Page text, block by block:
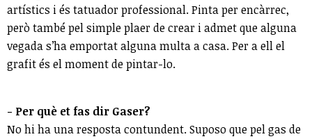
artístics i és tatuador professional. Pinta per encàrrec,
però també pel simple plaer de crear i admet que alguna
vegada s’ha emportat alguna multa a casa. Per a ell el
grafit és el moment de pintar-lo.
- Per què et fas dir Gaser?
No hi ha una resposta contundent. Suposo que pel gas de